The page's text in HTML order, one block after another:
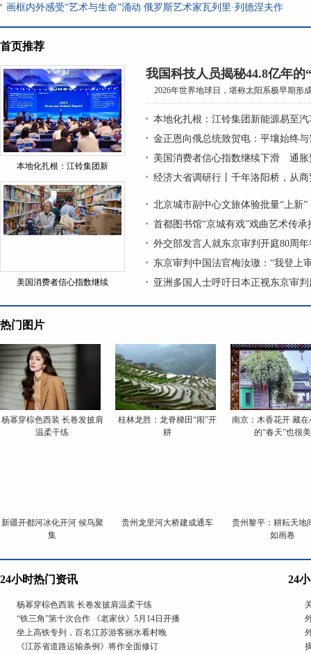
画框内外感受“艺术与生命”涌动 俄罗斯艺术家瓦列里·列德涅夫作
首页推荐
本地化扎根：江铃集团新
美国消费者信心指数继续
我国科技人员揭秘44.8亿年的
2026年世界地球日，堪称太阳系极早期形
本地化扎根：江铃集团新能源易至
金正恩向俄总统致贺电：平壤始终
美国消费者信心指数继续下滑 通胀
经济大省调研行丨千年洛阳桥，从
北京城市副中心文旅体验批量“上新”
首都图书馆“京城有戏”戏曲艺术传
外交部发言人就东京审判开庭80周
东京审判中国法官梅汝璈：“我登上
亚洲多国人士呼吁日本正视东京审
热门图片
杨幂穿棕色西装 长卷发披肩
温柔干练
桂林龙胜：龙脊梯田“闹”开
耕
南京：木香花开 藏在
的“春天”也很美
新疆开都河冰化开河 候鸟聚
集
贵州龙里河大桥建成通车
贵州黎平：耕耘天地
如画卷
24小时热门资讯
杨幂穿棕色西装 长卷发披肩温柔干练
“铁三角”第十次合作 《老家伙》5月14日开播
坐上高铁专列，百名江苏游客丽水看村晚
《江苏省道路运输条例》将作全面修订
24